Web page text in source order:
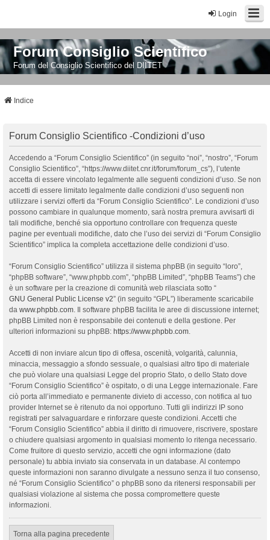
Login
Forum Consiglio Scientifico
Forum del Consiglio Scientifico del DIITET
Indice
Forum Consiglio Scientifico -Condizioni d’uso
Accedendo a “Forum Consiglio Scientifico” (in seguito “noi”, “nostro”, “Forum
Consiglio Scientifico”, “https://www.diitet.cnr.it/forum/forum_cs”), l’utente
accetta di essere vincolato legalmente alle seguenti condizioni d’uso. Se non
accetti di essere limitato legalmente dalle condizioni d’uso seguenti non
utilizzare i servizi offerti da “Forum Consiglio Scientifico”. Le condizioni d’uso
possono cambiare in qualunque momento, sarà nostra premura avvisarti di
tali modifiche, benché sia opportuno controllare con frequenza queste
pagine per eventuali modifiche, dato che l’uso dei servizi di “Forum Consiglio
Scientifico” implica la completa accettazione delle condizioni d’uso.
“Forum Consiglio Scientifico” utilizza il sistema phpBB (in seguito “loro”,
“phpBB software”, “www.phpbb.com”, “phpBB Limited”, “phpBB Teams”) che
è un software per la creazione di comunità web rilasciata sotto “
GNU General Public License v2” (in seguito “GPL”) liberamente scaricabile
da www.phpbb.com. Il software phpBB facilita le aree di discussione internet;
phpBB Limited non è responsabile dei contenuti e della gestione. Per
ulteriori informazioni su phpBB: https://www.phpbb.com.
Accetti di non inviare alcun tipo di offesa, oscenità, volgarità, calunnia,
minaccia, messaggio a sfondo sessuale, o qualsiasi altro tipo di materiale
che può violare una qualsiasi Legge del proprio Stato, o dello Stato dove
“Forum Consiglio Scientifico” è ospitato, o di una Legge internazionale. Fare
ciò porta all’immediato e permanente divieto di accesso, con notifica al tuo
provider Internet se è ritenuto da noi opportuno. Tutti gli indirizzi IP sono
registrati per salvaguardare e rinforzare queste condizioni. Accetti che
“Forum Consiglio Scientifico” abbia il diritto di rimuovere, riscrivere, spostare
o chiudere qualsiasi argomento in qualsiasi momento lo ritenga necessario.
Come fruitore di questo servizio, accetti che ogni informazione (dato
personale) tu abbia inviato sia conservata in un database. Al contempo
queste informazioni non saranno divulgate a nessuno senza il tuo consenso,
né “Forum Consiglio Scientifico” o phpBB sono da ritenersi responsabili per
qualsiasi violazione al sistema che possa compromettere queste
informazioni.
Torna alla pagina precedente